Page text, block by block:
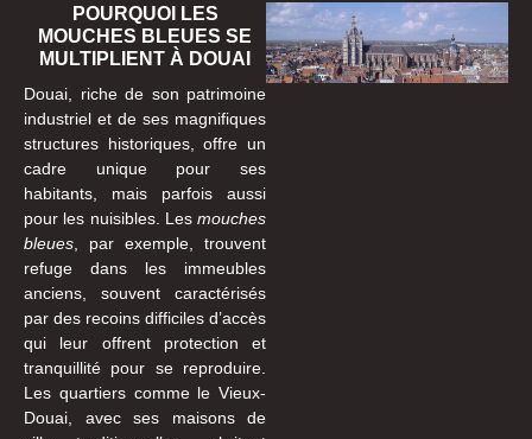
POURQUOI LES
MOUCHES BLEUES SE
MULTIPLIENT À DOUAI
Douai, riche de son patrimoine
industriel et de ses magnifiques
structures historiques, offre un
cadre unique pour ses
habitants, mais parfois aussi
pour les nuisibles. Les mouches
bleues , par exemple, trouvent
refuge dans les immeubles
anciens, souvent caractérisés
par des recoins difficiles d’accès
qui leur offrent protection et
tranquillité pour se reproduire.
Les quartiers comme le Vieux-
Douai, avec ses maisons de